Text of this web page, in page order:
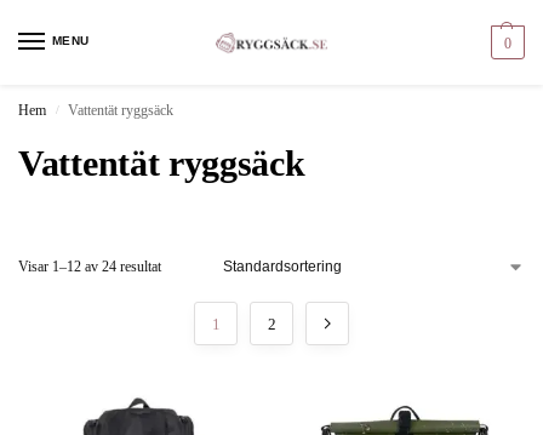
MENU 0
Hem / Vattentät ryggsäck
Vattentät ryggsäck
Visar 1–12 av 24 resultat
1 2